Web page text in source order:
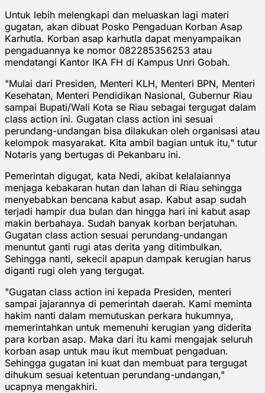
Untuk lebih melengkapi dan meluaskan lagi materi
gugatan, akan dibuat Posko Pengaduan Korban Asap
Karhutla. Korban asap karhutla dapat menyampaikan
pengaduannya ke nomor 082285356253 atau
mendatangi Kantor IKA FH di Kampus Unri Gobah.
"Mulai dari Presiden, Menteri KLH, Menteri BPN, Menteri
Kesehatan, Menteri Pendidikan Nasional, Gubernur Riau
sampai Bupati/Wali Kota se Riau sebagai tergugat dalam
class action ini. Gugatan class action ini sesuai
perundang-undangan bisa dilakukan oleh organisasi atau
kelompok masyarakat. Kita ambil bagian untuk itu," tutur
Notaris yang bertugas di Pekanbaru ini.
Pemerintah digugat, kata Nedi, akibat kelalaiannya
menjaga kebakaran hutan dan lahan di Riau sehingga
menyebabkan bencana kabut asap. Kabut asap sudah
terjadi hampir dua bulan dan hingga hari ini kabut asap
makin berbahaya. Sudah banyak korban berjatuhan.
Gugatan class action sesuai perundang-undangan
menuntut ganti rugi atas derita yang ditimbulkan.
Sehingga nanti, sekecil apapun dampak kerugian harus
diganti rugi oleh yang tergugat.
"Gugatan class action ini kepada Presiden, menteri
sampai jajarannya di pemerintah daerah. Kami meminta
hakim nanti dalam memutuskan perkara hukumnya,
memerintahkan untuk memenuhi kerugian yang diderita
para korban asap. Maka dari itu kami mengajak seluruh
korban asap untuk mau ikut membuat pengaduan.
Sehingga gugatan ini kuat dan membuat para tergugat
dihukum sesuai ketentuan perundang-undangan,"
ucapnya mengakhiri.